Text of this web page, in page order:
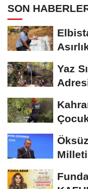
SON
Yaz